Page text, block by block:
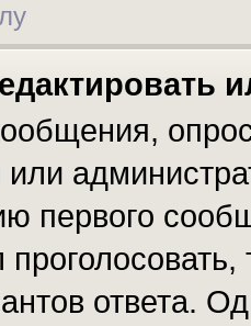
первого
ответа.